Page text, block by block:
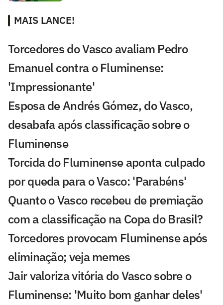
MAIS LANCE!
Torcedores do Vasco avaliam Pedro
Emanuel contra o Fluminense:
'Impressionante'
Esposa de Andrés Gómez, do Vasco,
desabafa após classificação sobre o
Fluminense
Torcida do Fluminense aponta culpado
por queda para o Vasco: 'Parabéns'
Quanto o Vasco recebeu de premiação
com a classificação na Copa do Brasil?
Torcedores provocam Fluminense após
eliminação; veja memes
Jair valoriza vitória do Vasco sobre o
Fluminense: 'Muito bom ganhar deles'